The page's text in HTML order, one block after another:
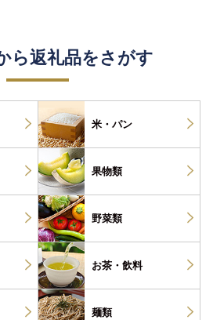
ら返礼品をさがす
米・パン
果物類
野菜類
お茶・ 飲料
麺類